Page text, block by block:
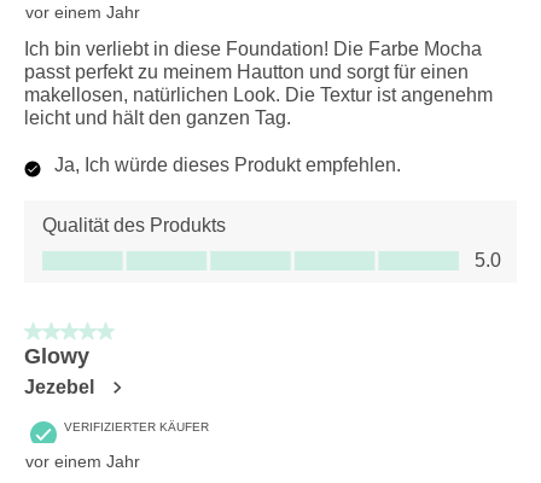
vor einem Jahr
Ich bin verliebt in diese Foundation! Die Farbe Mocha
passt perfekt zu meinem Hautton und sorgt für einen
makellosen, natürlichen Look. Die Textur ist angenehm
leicht und hält den ganzen Tag.
Ja, Ich würde dieses Produkt empfehlen.
Qualität des Produkts
Qualität des Produkts, 5.0 von 5
5.0
5 von 5 Sternen.
Glowy
Jezebel
VERIFIZIERTER KÄUFER
vor einem Jahr